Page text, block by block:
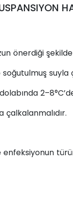
önerdiği şekilde
soğutulmuş
çalkalanmalıdır.